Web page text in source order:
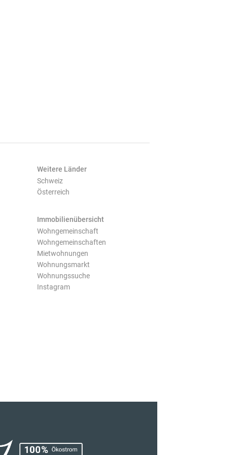
Weitere Länder
Schweiz
Österreich
Immobilienübersicht
Wohngemeinschaft
Wohngemeinschaften
Mietwohnungen
Wohnungsmarkt
Wohnungssuche
Instagram